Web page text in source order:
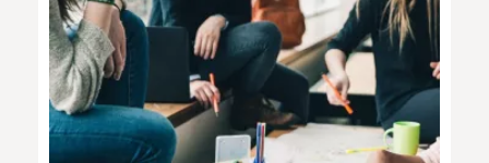
IMPRESO